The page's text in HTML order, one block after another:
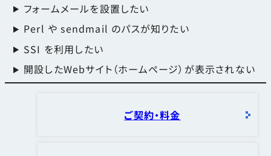
フォームメールを設置したい
Perl や sendmail のパスが知りたい
SSI を利用したい
開設したWebサイト（ホームページ）が表示されない
ご契約・料金